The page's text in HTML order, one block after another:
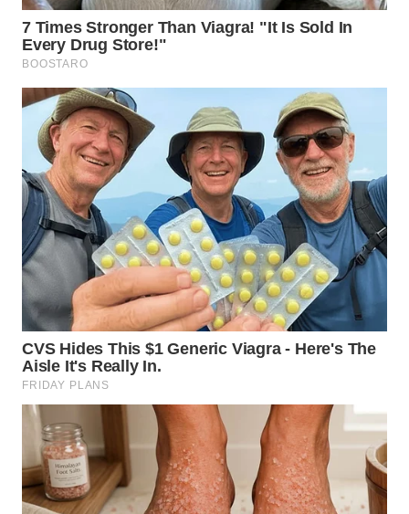
WN
SULSEL
WN
GORONTALO
WN
SULUT
WN
MALUKU
WN
MALUT
WN
DAIRI
WN
DANAU
TOBA